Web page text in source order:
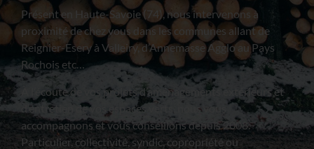
Présent en Haute-Savoie (74), nous intervenons à
proximité de chez vous dans les communes allant de
Reignier-Esery à Valleiry, d’Annemasse Agglo au Pays
Rochois etc…
À l’écoute de vos projets d’aménagements extérieurs et
d’entretien de vos espaces verts, nous vous
accompagnons et vous conseillons depuis 2008.
Particulier, collectivité, syndic, copropriété ou